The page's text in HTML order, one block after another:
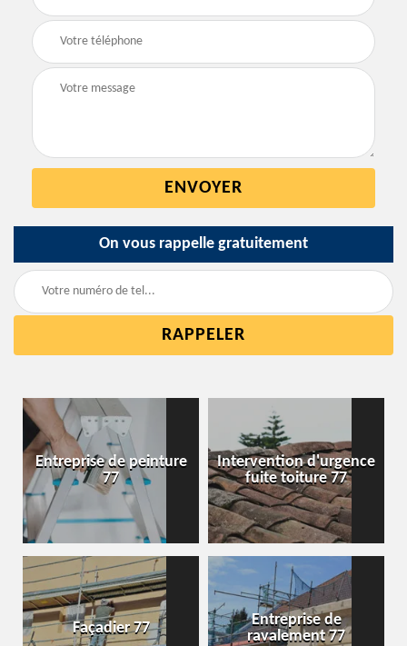
On vous rappelle gratuitement
Entreprise de peinture
77
Intervention d'urgence
fuite toiture 77
Façadier 77
Entreprise de
ravalement 77